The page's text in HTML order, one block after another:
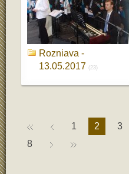
Rozniava -
13.05.2017 (23)
1
2 3
8